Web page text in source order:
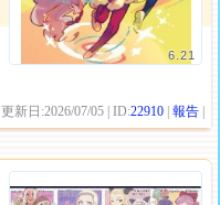
6.21
| 更新日:2026/07/05 | ID:22910 |報告